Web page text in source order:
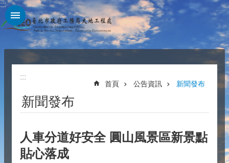
跳到主要內容區塊
:::
:::
首頁 公告資訊 新聞發布
新聞發布
人車分道好安全 圓山風景區新景點
貼心落成